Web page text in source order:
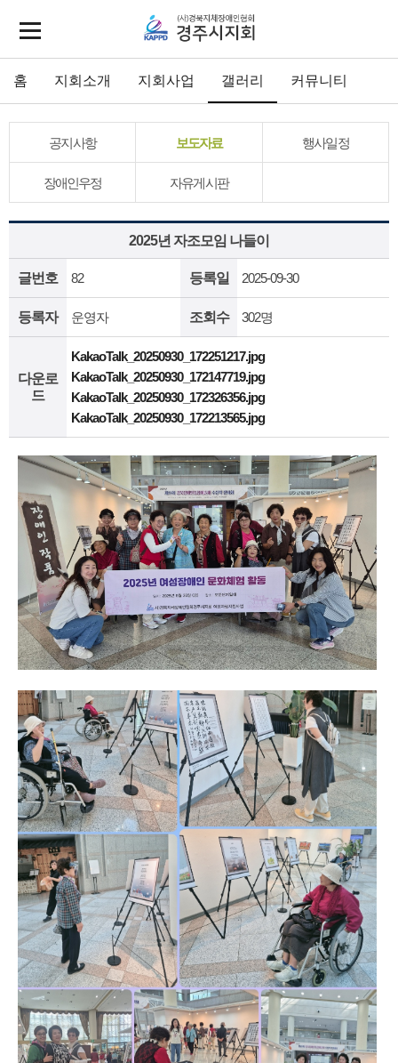
홈 지회소개 지회사업 갤러리 커뮤니티
공지사항 보도자료 행사일정
장애인우정 자유게시판
2025년 자조모임 나들이
글번호 82 등록일 2025-09-30
등록자 운영자 조회수 302명
다운로
드
KakaoTalk_20250930_172251217.jpg
KakaoTalk_20250930_172147719.jpg
KakaoTalk_20250930_172326356.jpg
KakaoTalk_20250930_172213565.jpg